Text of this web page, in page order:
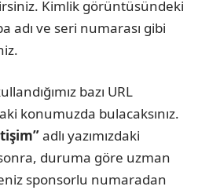
Kimlik görüntüsündeki
adı ve seri numarası gibi
bazı URL
konumuzda bulacaksınız.
adlı yazımızdaki
duruma göre uzman
sponsorlu numaradan